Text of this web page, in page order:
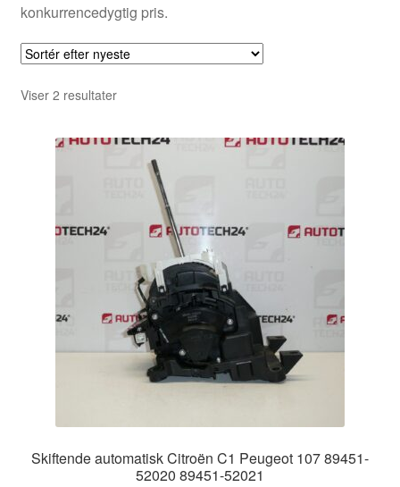
konkurrencedygtig pris.
Viser 2 resultaterSorteret
Skiftende automatisk Citroën C1 Peugeot 107 89451-
52020 89451-52021